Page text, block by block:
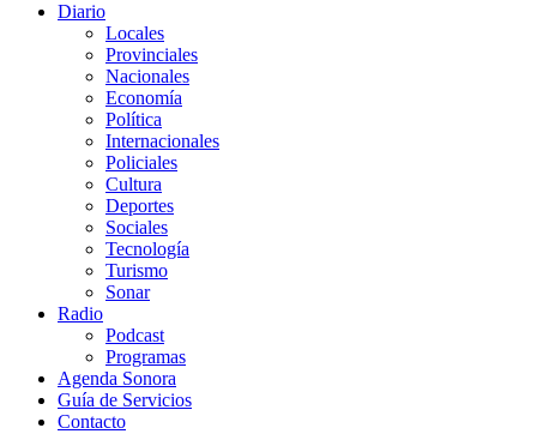
Diario
Locales
Provinciales
Nacionales
Economía
Política
Internacionales
Policiales
Cultura
Deportes
Sociales
Tecnología
Turismo
Sonar
Radio
Podcast
Programas
Agenda Sonora
Guía de Servicios
Contacto